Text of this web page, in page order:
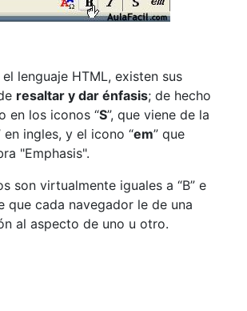
lenguaje HTML, existen sus
resaltar y dar énfasis; de hecho
en los iconos “S”, que viene de la
en ingles, y el icono “em” que
"Emphasis".
son virtualmente iguales a “B” e
que cada navegador le de una
al aspecto de uno u otro.